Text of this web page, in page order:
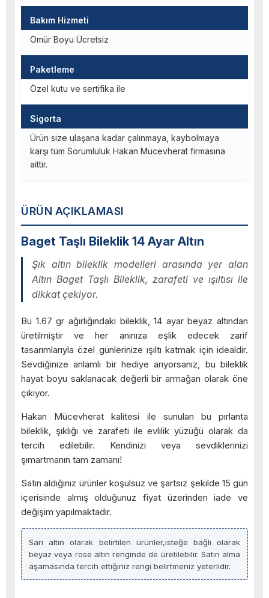
ÜRÜN AÇIKLAMASI
Baget Taşlı Bileklik 14 Ayar Altın
Şık altın bileklik modelleri arasında yer alan
Altın Baget Taşlı Bileklik, zarafeti ve ışıltısı ile
dikkat çekiyor.
Bu 1.67 gr ağırlığındaki bileklik, 14 ayar beyaz altından
üretilmiştir ve her anınıza eşlik edecek zarif
tasarımlarıyla özel günlerinize ışıltı katmak için idealdir.
Sevdiğinize anlamlı bir hediye arıyorsanız, bu bileklik
hayat boyu saklanacak değerli bir armağan olarak öne
çıkıyor.
Hakan Mücevherat kalitesi ile sunulan bu pırlanta
bileklik, şıklığı ve zarafeti ile evlilik yüzüğü olarak da
tercih edilebilir. Kendinizi veya sevdiklerinizi
şımartmanın tam zamanı!
Satın aldığınız ürünler koşulsuz ve şartsız şekilde 15 gün
içerisinde almış olduğunuz fiyat üzerinden iade ve
değişim yapılmaktadır.
Sarı altın olarak belirtilen ürünler,isteğe bağlı olarak
beyaz veya rose altın renginde de üretilebilir. Satın alma
aşamasında tercih ettiğiniz rengi belirtmeniz yeterlidir.
Bakım Hizmeti
Ömür Boyu Ücretsiz
Paketleme
Özel kutu ve sertifika ile
Sigorta
Ürün size ulaşana kadar çalınmaya, kaybolmaya
karşı tüm Sorumluluk Hakan Mücevherat firmasına
aittir.